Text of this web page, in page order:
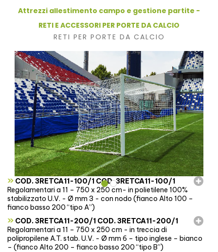
Attrezzi allestimento campo e gestione partite -
RETI E ACCESSORI PER PORTE DA CALCIO
RETI PER PORTE DA CALCIO
» COD. 3RETCA11-100/1 COD. 3RETCA11-100/1
Regolamentari a 11 – 750 x 250 cm- in polietilene 100%
stabilizzato U.V. - Ø mm 3 - con nodo (fianco Alto 100 –
fianco basso 200 “tipo A”)
» COD. 3RETCA11-200/1 COD. 3RETCA11-200/1
Regolamentari a 11 – 750 x 250 cm - in treccia di
polipropilene A.T. stab. U.V. - Ø mm 6 – tipo inglese – bianco
– (fianco Alto 200 – fianco basso 200 “tipo B”)